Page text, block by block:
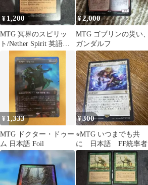
¥ 1,200
MTG 冥界のスピリッ
ト/Nether Spirit 英語版
¥2,000
MTG ゴブリンの災い、
ガンダルフ
¥ 1,333
MTG ドクター・ドゥー
ム 日本語 Foil
¥300
⭐︎MTG いつまでも共
に 日本語 FF統率者